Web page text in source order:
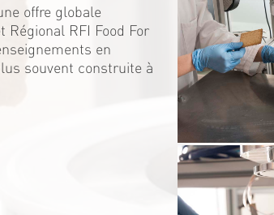
offre globale
Régional RFI Food For
en
souvent construite à